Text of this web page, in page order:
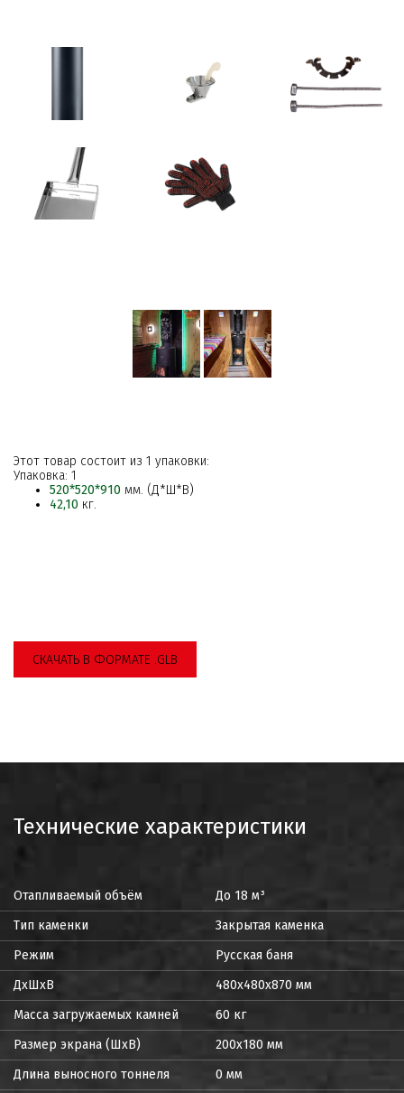
Этот товар состоит из 1 упаковки:
Упаковка: 1
520*520*910 мм. (Д*Ш*В)
42,10 кг.
СКАЧАТЬ В ФОРМАТЕ .GLB
Технические характеристики
Отапливаемый объём
До 18 м³
Тип каменки
Закрытая каменка
Режим
Русская баня
ДxШxВ
480х480х870 мм
Масса загружаемых камней
60 кг
Размер экрана (ШхВ)
200х180 мм
Длина выносного тоннеля
0 мм